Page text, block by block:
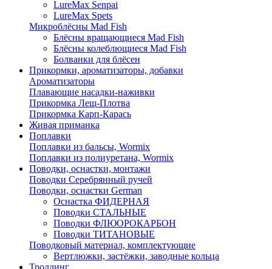
LureMax Senpai
LureMax Spets
Микроблёсны Mad Fish
Блёсны вращающиеся Mad Fish
Блёсны колеблющиеся Mad Fish
Болванки для блёсен
Прикормки, ароматизаторы, добавки
Ароматизаторы
Плавающие насадки-наживки
Прикормка Лещ-Плотва
Прикормка Карп-Карась
Живая приманка
Поплавки
Поплавки из бальсы, Wormix
Поплавки из полиуретана, Wormix
Поводки, оснастки, монтажи
Поводки Серебрянный ручей
Поводки, оснастки German
Оснастка ФИДЕРНАЯ
Поводки СТАЛЬНЫЕ
Поводки ФЛЮОРОКАРБОН
Поводки ТИТАНОВЫЕ
Поводковый материал, комплектующие
Вертлюжки, застёжки, заводные кольца
Троллинг